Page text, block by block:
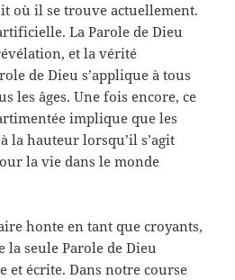
où il se trouve actuellement.
La Parole de Dieu
et la vérité
de Dieu s’applique à tous
les âges. Une fois encore, ce
implique que les
la hauteur lorsqu’il s’agit
la vie dans le monde
honte en tant que croyants,
la seule Parole de Dieu
et écrite. Dans notre course